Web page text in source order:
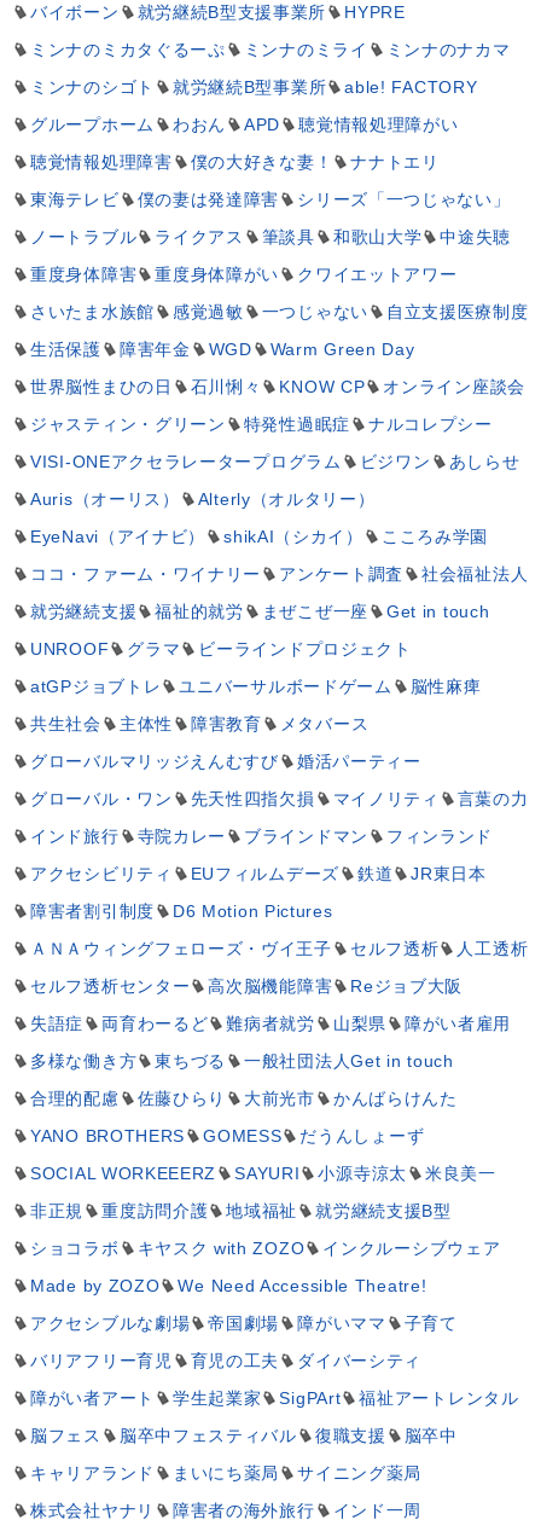
バイボーン 就労継続B型支援事業所
HYPRE
ミンナのミカタぐるーぷ
ミンナのミライ
ミンナのナカマ
ミンナのシゴト
就労継続B型事業所
able! FACTORY
グループホーム
わおん APD
聴覚情報処理障がい
聴覚情報処理障害
僕の大好きな妻！
ナナトエリ
東海テレビ
僕の妻は発達障害
シリーズ「一つじゃない」
ノートラブル
ライクアス 筆談具 和歌山大学
中途失聴
重度身体障害
重度身体障がい
クワイエットアワー
さいたま水族館
感覚過敏 一つじゃない
自立支援医療制度
生活保護
障害年金 WGD
Warm Green Day
世界脳性まひの日
石川悧々 KNOW CP
オンライン座談会
ジャスティン・グリーン
特発性過眠症
ナルコレプシー
VISI-ONEアクセラレータープログラム
ビジワン
あしらせ
Auris（オーリス）
Alterly（オルタリー）
EyeNavi（アイナビ）
shikAI（シカイ）
こころみ学園
ココ・ファーム・ワイナリー
アンケート調査
社会福祉法人
就労継続支援
福祉的就労 まぜこぜ一座
Get in touch
UNROOF
グラマ
ビーラインドプロジェクト
atGPジョブトレ
ユニバーサルボードゲーム
脳性麻痺
共生社会
主体性 障害教育
メタバース
グローバルマリッジえんむすび
婚活パーティー
グローバル・ワン
先天性四指欠損 マイノリティ
言葉の力
インド旅行
寺院カレー ブラインドマン
フィンランド
アクセシビリティ
EUフィルムデーズ 鉄道
JR東日本
障害者割引制度
D6 Motion Pictures
ＡＮＡウィングフェローズ・ヴイ王子
セルフ透析
人工透析
セルフ透析センター
高次脳機能障害
Reジョブ大阪
失語症
両育わーるど 難病者就労 山梨県
障がい者雇用
多様な働き方
東ちづる
一般社団法人Get in touch
合理的配慮
佐藤ひらり 大前光市
かんばらけんた
YANO BROTHERS
GOMESS
だうんしょーず
SOCIAL WORKEEERZ
SAYURI 小源寺涼太
米良美一
非正規
重度訪問介護 地域福祉
就労継続支援B型
ショコラボ
キヤスク with ZOZO
インクルーシブウェア
Made by ZOZO
We Need Accessible Theatre!
アクセシブルな劇場
帝国劇場 障がいママ
子育て
バリアフリー育児
育児の工夫
ダイバーシティ
障がい者アート
学生起業家 SigPArt
福祉アートレンタル
脳フェス
脳卒中フェスティバル 復職支援
脳卒中
キャリアランド
まいにち薬局
サイニング薬局
株式会社ヤナリ
障害者の海外旅行
インド一周